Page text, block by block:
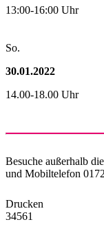
13:00-16:00 Uhr
So.
30.01.2022
14.00-18.00 Uhr
Besuche außerhalb
und Mobiltelefon
Drucken
34561